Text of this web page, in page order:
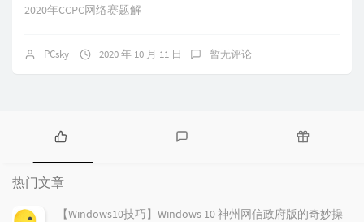
2020年CCPC网络赛题解
PCsky 2020 年 10 月 11 日 暂无评论
热
门
文
章
论
章
热门文章
【Windows10技巧】Windows 10 神州网信政府版的奇妙操